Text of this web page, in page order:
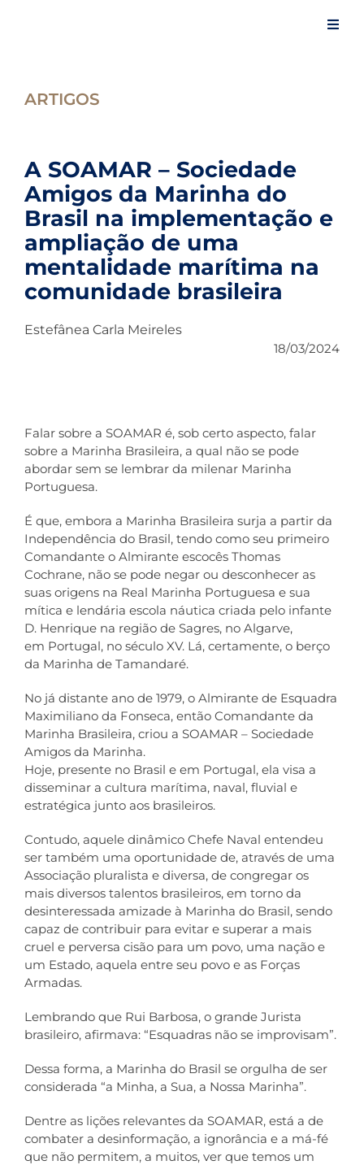
Eventos
Artigos
Notícias
ARTIGOS
A SOAMAR – Sociedade
Amigos da Marinha do
Brasil na implementação e
ampliação de uma
mentalidade marítima na
comunidade brasileira
Estefânea Carla Meireles
18/03/2024
Falar sobre a SOAMAR é, sob certo aspecto, falar
sobre a Marinha Brasileira, a qual não se pode
abordar sem se lembrar da milenar Marinha
Portuguesa.
É que, embora a Marinha Brasileira surja a partir da
Independência do Brasil, tendo como seu primeiro
Comandante o Almirante escocês Thomas
Cochrane, não se pode negar ou desconhecer as
suas origens na Real Marinha Portuguesa e sua
mítica e lendária escola náutica criada pelo infante
D. Henrique na região de Sagres, no Algarve,
em Portugal, no século XV. Lá, certamente, o berço
da Marinha de Tamandaré.
No já distante ano de 1979, o Almirante de Esquadra
Maximiliano da Fonseca, então Comandante da
Marinha Brasileira, criou a SOAMAR – Sociedade
Amigos da Marinha.
Hoje, presente no Brasil e em Portugal, ela visa a
disseminar a cultura marítima, naval, fluvial e
estratégica junto aos brasileiros.
Contudo, aquele dinâmico Chefe Naval entendeu
ser também uma oportunidade de, através de uma
Associação pluralista e diversa, de congregar os
mais diversos talentos brasileiros, em torno da
desinteressada amizade à Marinha do Brasil, sendo
capaz de contribuir para evitar e superar a mais
cruel e perversa cisão para um povo, uma nação e
um Estado, aquela entre seu povo e as Forças
Armadas.
Lembrando que Rui Barbosa, o grande Jurista
brasileiro, afirmava: “Esquadras não se improvisam”.
Dessa forma, a Marinha do Brasil se orgulha de ser
considerada “a Minha, a Sua, a Nossa Marinha”.
Dentre as lições relevantes da SOAMAR, está a de
combater a desinformação, a ignorância e a má-fé
que não permitem, a muitos, ver que temos um